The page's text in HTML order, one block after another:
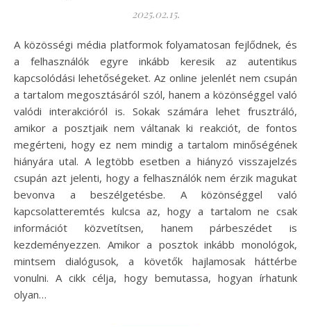
2025.02.15.
A közösségi média platformok folyamatosan fejlődnek, és
a felhasználók egyre inkább keresik az autentikus
kapcsolódási lehetőségeket. Az online jelenlét nem csupán
a tartalom megosztásáról szól, hanem a közönséggel való
valódi interakcióról is. Sokak számára lehet frusztráló,
amikor a posztjaik nem váltanak ki reakciót, de fontos
megérteni, hogy ez nem mindig a tartalom minőségének
hiányára utal. A legtöbb esetben a hiányzó visszajelzés
csupán azt jelenti, hogy a felhasználók nem érzik magukat
bevonva a beszélgetésbe. A közönséggel való
kapcsolatteremtés kulcsa az, hogy a tartalom ne csak
információt közvetítsen, hanem párbeszédet is
kezdeményezzen. Amikor a posztok inkább monológok,
mintsem dialógusok, a követők hajlamosak háttérbe
vonulni. A cikk célja, hogy bemutassa, hogyan írhatunk
olyan…